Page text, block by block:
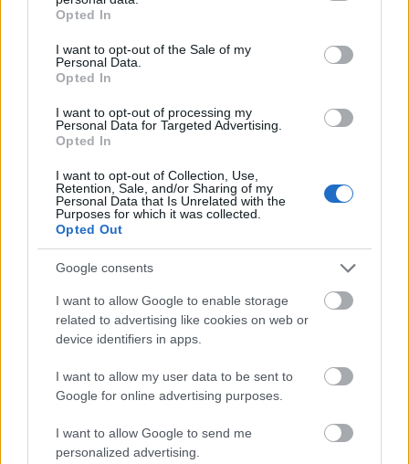
grant or deny consent to Google and its third-party tags to
use your data for below specified purposes in below Google
consent section.
Opted In
I want to opt-out of the Sale of my
Personal Data.
Opted In
I want to opt-out of processing my
Personal Data for Targeted Advertising.
Opted In
I want to opt-out of Collection, Use,
Retention, Sale, and/or Sharing of my
Personal Data that Is Unrelated with the
Purposes for which it was collected.
Opted Out
Google consents
I want to allow Google to enable storage
related to advertising like cookies on web or
device identifiers in apps.
I want to allow my user data to be sent to
Google for online advertising purposes.
I want to allow Google to send me
personalized advertising.
Fight
Otrokářský rytíř Gael je koncovým bossem DLC
The Ringed City, ale je to také on, kdo vás na
on, kdo vás dostane do Malovaného světa
Ariandel, když se s ním setkáte v Očišťující kapli.
Dark Souls III: Halflight, Spear of the
Church Boss Fight
Publikováno vDark Souls III
V tomto videu vám ukážu, jak zabít bosse jménem
Halflight Spear of the Church v DLC The Ringed
City pro Dark Souls III. S tímto bossem se setkáte
uvnitř kostela na vrcholu kopce poté, co se
dostanete kolem velmi ošklivého Ringed Knighta
informací...